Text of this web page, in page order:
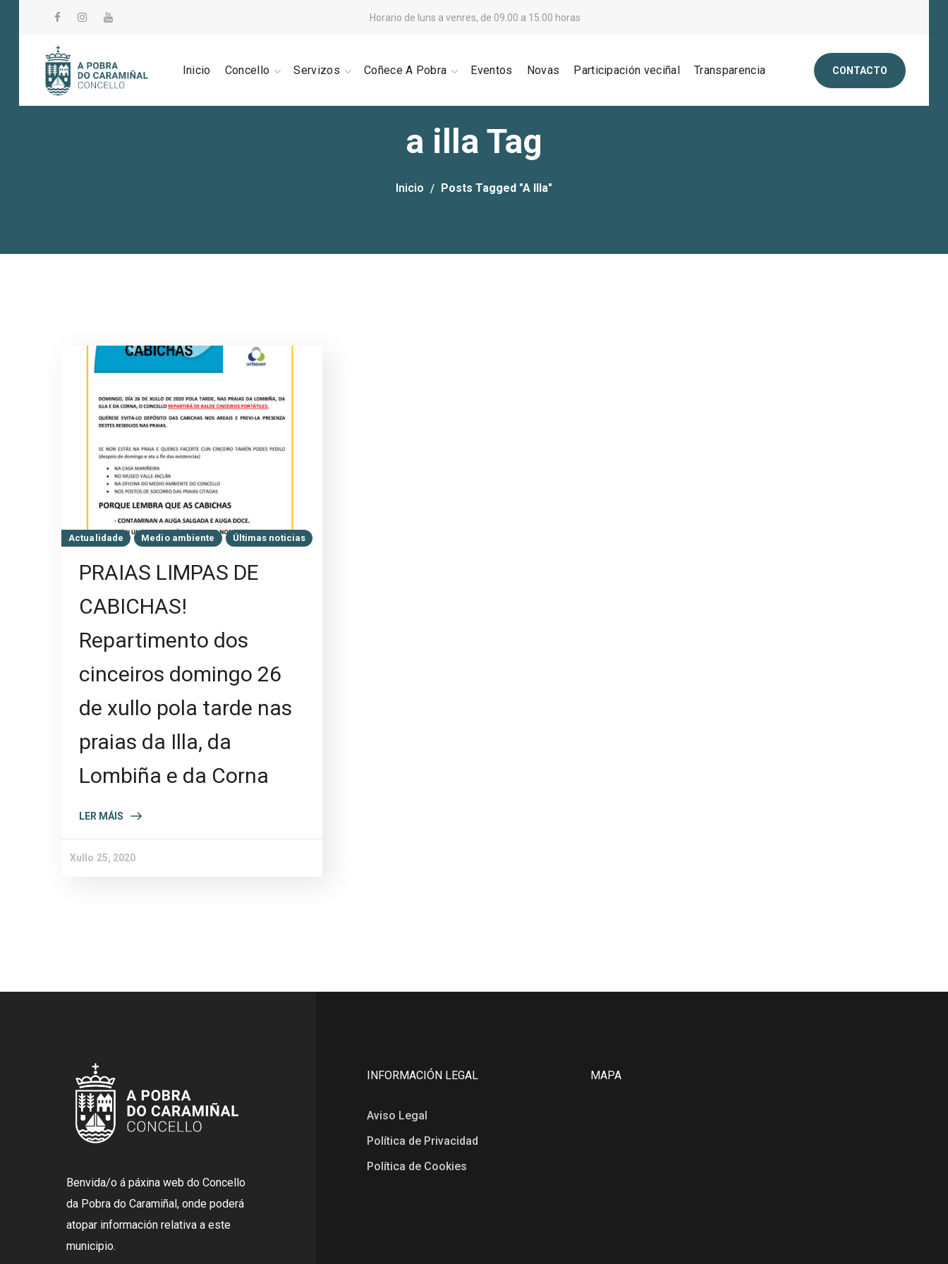
Horario de luns a venres, de 09.00 a 15.00 horas
Inicio Concello Servizos Coñece A Pobra Eventos Novas Participación veciñal Transparencia CONTACTO
a illa Tag
Inicio Posts Tagged "a Illa"
Actualidade Medio ambiente Últimas noticias
PRAIAS LIMPAS DE
CABICHAS!
Repartimento dos
cinceiros domingo 26
de xullo pola tarde nas
praias da Illa, da
Lombiña e da Corna
LER MÁIS
Xullo 25, 2020
Benvida/o á páxina web do Concello
da Pobra do Caramiñal, onde poderá
atopar información relativa a este
municipio.
INFORMACIÓN LEGAL
Aviso Legal
Política de Privacidad
Política de Cookies
MAPA